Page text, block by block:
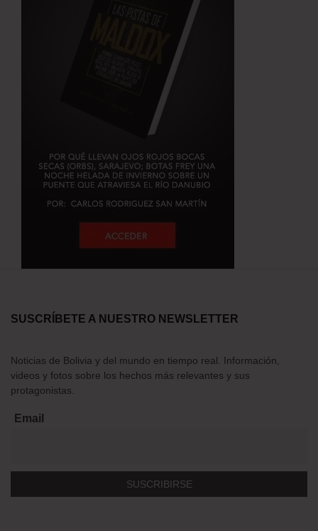
SUSCRÍBETE A NUESTRO NEWSLETTER
Noticias de Bolivia y del mundo en tiempo real. Información,
videos y fotos sobre los hechos más relevantes y sus
protagonistas.
Email